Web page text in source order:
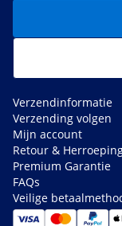
Verzendinformatie
Verzending volgen
Mijn account
Retour &
Premium Garantie
FAQs
Veilige